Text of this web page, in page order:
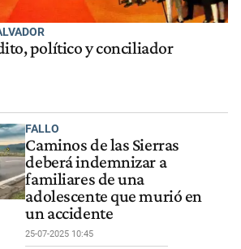
político y conciliador
FALLO
Caminos de las Sierras
deberá indemnizar a
familiares de una
adolescente que murió en
un accidente
25-07-2025 10:45